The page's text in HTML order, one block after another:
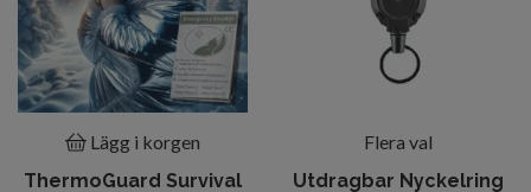
Lägg i korgen
ThermoGuard Survival
Flera val
Utdragbar Nyckelring